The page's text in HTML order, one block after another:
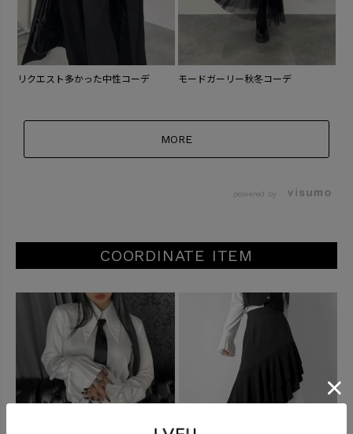
リクエスト多かった中性コーデ モードガーリー秋冬コーデ
MORE
powered by
COORDINATE ITEM